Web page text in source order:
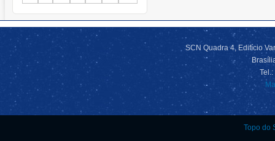
SCN Quadra 4, Edifício
Topo do